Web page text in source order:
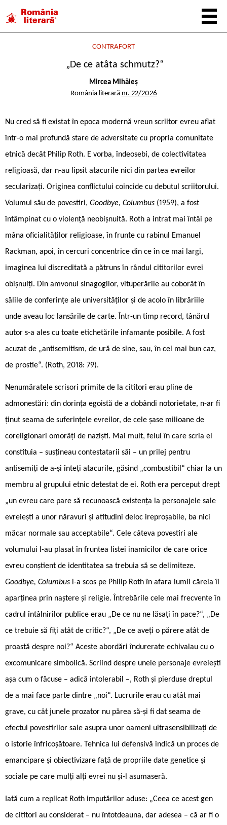
CONTRAFORT
„De ce atâta schmutz?“
Mircea Mihăieș
România literară nr. 22/2026
Nu cred să fi existat în epoca modernă vreun scriitor evreu aflat
într-o mai profundă stare de adversitate cu propria comunitate
etnică decât Philip Roth. E vorba, îndeosebi, de colectivitatea
religioasă, dar n-au lipsit atacurile nici din partea evreilor
secularizați. Originea conflictului coincide cu debutul scriitorului.
Volumul său de povestiri, Goodbye, Columbus (1959), a fost
întâmpinat cu o violență neobișnuită. Roth a intrat mai întâi pe
mâna oficialităților religioase, în frunte cu rabinul Emanuel
Rackman, apoi, în cercuri concentrice din ce în ce mai largi,
imaginea lui discreditată a pătruns în rândul cititorilor evrei
obișnuiți. Din amvonul sinagogilor, vituperările au coborât în
sălile de conferințe ale universităților și de acolo în librăriile
unde aveau loc lansările de carte. Într-un timp record, tânărul
autor s-a ales cu toate etichetările infamante posibile. A fost
acuzat de „antisemitism, de ură de sine, sau, în cel mai bun caz,
de prostie“. (Roth, 2018: 79).
Nenumăratele scrisori primite de la cititori erau pline de
admonestări: din dorința egoistă de a dobândi notorietate, n-ar fi
ținut seama de suferințele evreilor, de cele șase milioane de
coreligionari omorâți de naziști. Mai mult, felul în care scria el
constituia – susțineau contestatarii săi – un prilej pentru
antisemiți de a-și înteți atacurile, găsind „combustibil“ chiar la un
membru al grupului etnic detestat de ei. Roth era perceput drept
„un evreu care pare să recunoască existența la personajele sale
evreiești a unor năravuri și atitudini deloc ireproșabile, ba nici
măcar normale sau acceptabile“. Cele câteva povestiri ale
volumului l-au plasat în fruntea listei inamicilor de care orice
evreu conștient de identitatea sa trebuia să se delimiteze.
Goodbye, Columbus l-a scos pe Philip Roth în afara lumii căreia îi
aparținea prin naștere și religie. Întrebările cele mai frecvente în
cadrul întâlnirilor publice erau „De ce nu ne lăsați în pace?“, „De
ce trebuie să fiți atât de critic?“, „De ce aveți o părere atât de
proastă despre noi?“ Aceste abordări îndurerate echivalau cu o
excomunicare simbolică. Scriind despre unele personaje evreiești
așa cum o făcuse – adică intolerabil –, Roth și pierduse dreptul
de a mai face parte dintre „noi“. Lucrurile erau cu atât mai
grave, cu cât junele prozator nu părea să-și fi dat seama de
efectul povestirilor sale asupra unor oameni ultrasensibilizați de
o istorie înfricoșătoare. Tehnica lui defensivă indică un proces de
emancipare și obiectivizare față de propriile date genetice și
sociale pe care mulți alți evrei nu și-l asumaseră.
Iată cum a replicat Roth imputărilor aduse: „Ceea ce acest gen
de cititori au considerat – nu întotdeauna, dar adesea – că ar fi o